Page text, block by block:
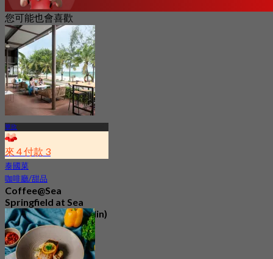
您可能也會喜歡
華欣
來 4 付款 3
泰國菜
咖啡廳/甜品
Coffee@Sea
Springfield at Sea
Resort & Spa (Hua Hin)
4.9
37 已預訂
起฿ 449.25